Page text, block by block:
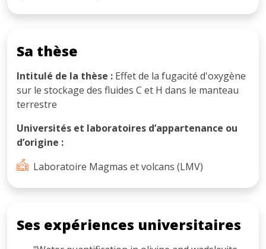
Sa thèse
Intitulé de la thèse : Effet de la fugacité d'oxygène
sur le stockage des fluides C et H dans le manteau
terrestre
Universités et laboratoires d’appartenance ou
d’origine :
Laboratoire Magmas et volcans (LMV)
Ses expériences universitaires